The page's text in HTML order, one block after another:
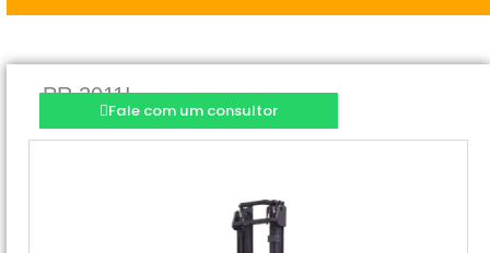
PR 2011I
Fale com um consultor